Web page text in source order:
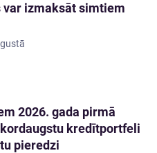
var izmaksāt simtiem
2026. gada pirmā
kredītportfeli
pieredzi